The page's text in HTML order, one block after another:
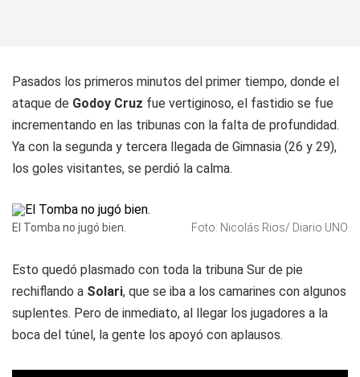
Pasados los primeros minutos del primer tiempo, donde el
ataque de Godoy Cruz fue vertiginoso, el fastidio se fue
incrementando en las tribunas con la falta de profundidad.
Ya con la segunda y tercera llegada de Gimnasia (26 y 29),
los goles visitantes, se perdió la calma.
El Tomba no jugó bien. Foto: Nicolás Rios/ Diario UNO
Esto quedó plasmado con toda la tribuna Sur de pie
rechiflando a Solari, que se iba a los camarines con algunos
suplentes. Pero de inmediato, al llegar los jugadores a la
boca del túnel, la gente los apoyó con aplausos.